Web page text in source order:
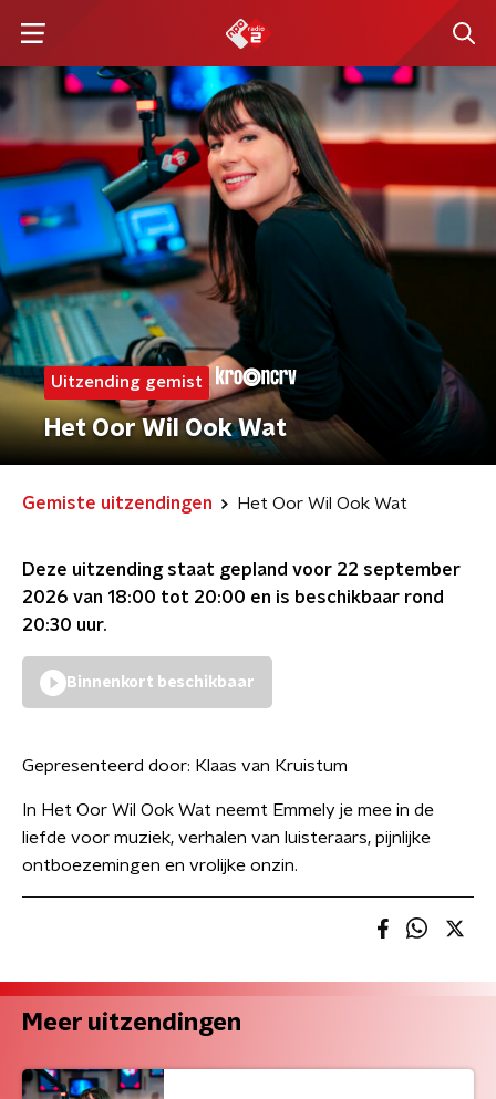
Uitzending gemist
Het Oor Wil Ook Wat
Gemiste uitzendingen Het Oor Wil Ook Wat
Deze uitzending staat gepland voor 22 september
2026 van 18:00 tot 20:00 en is beschikbaar rond
20:30 uur.
Binnenkort beschikbaar
Gepresenteerd door: Klaas van Kruistum
In Het Oor Wil Ook Wat neemt Emmely je mee in de
liefde voor muziek, verhalen van luisteraars, pijnlijke
ontboezemingen en vrolijke onzin.
Meer uitzendingen